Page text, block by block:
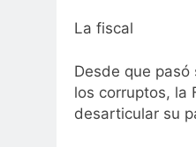
La fiscal
Desde que
los corruptos, la
desarticular su